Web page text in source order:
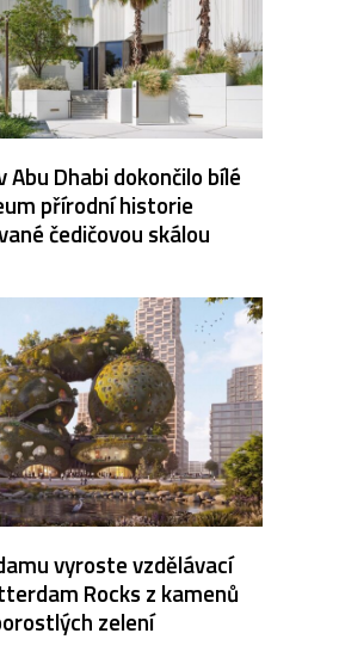
Abu Dhabi dokončilo bílé
přírodní historie
čedičovou skálou
vyroste vzdělávací
Rocks z kamenů
zelení